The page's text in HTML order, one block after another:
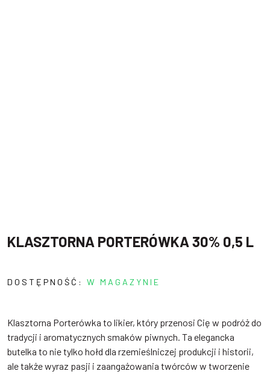
KLASZTORNA PORTERÓWKA 30% 0,5 L
DOSTĘPNOŚĆ: W MAGAZYNIE
Klasztorna Porterówka to likier, który przenosi Cię w podróż do
tradycji i aromatycznych smaków piwnych. Ta elegancka
butelka to nie tylko hołd dla rzemieślniczej produkcji i historii,
ale także wyraz pasji i zaangażowania twórców w tworzenie